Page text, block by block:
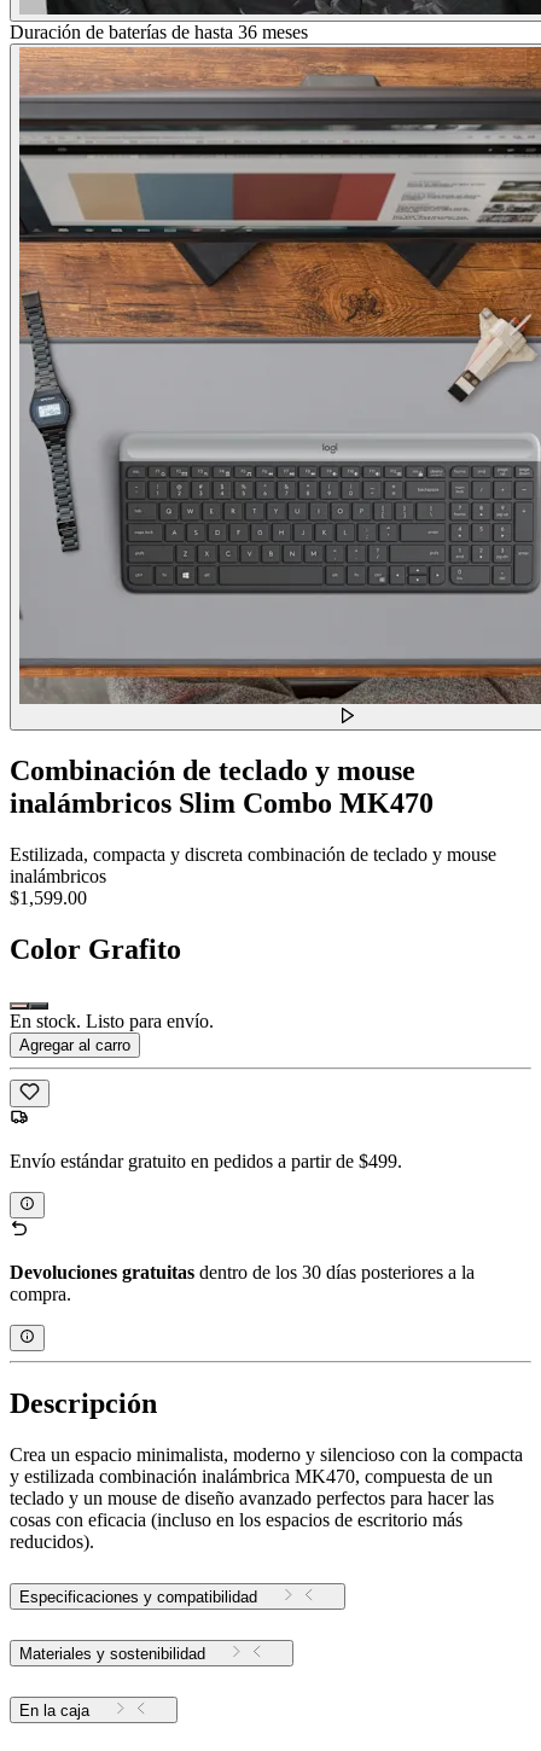
Duración de baterías de hasta 36 meses
Combinación de teclado y mouse
inalámbricos Slim Combo MK470
Estilizada, compacta y discreta combinación de teclado y mouse
inalámbricos
$1,599.00
Color Grafito
En stock. Listo para envío.
Agregar al carro
Envío estándar gratuito en pedidos a partir de $499.
Devoluciones gratuitas dentro de los 30 días posteriores a la
compra.
Descripción
Crea un espacio minimalista, moderno y silencioso con la compacta
y estilizada combinación inalámbrica MK470, compuesta de un
teclado y un mouse de diseño avanzado perfectos para hacer las
cosas con eficacia (incluso en los espacios de escritorio más
reducidos).
Especificaciones y compatibilidad
Materiales y sostenibilidad
En la caja